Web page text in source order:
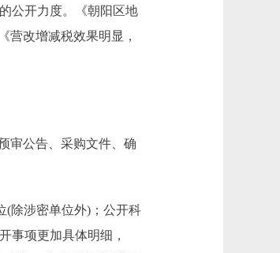
公开力度。《朝阳区地
营改增减税效果明显，
审公告、采购文件、确
除涉密单位外)；公开科
事项更加具体明细，